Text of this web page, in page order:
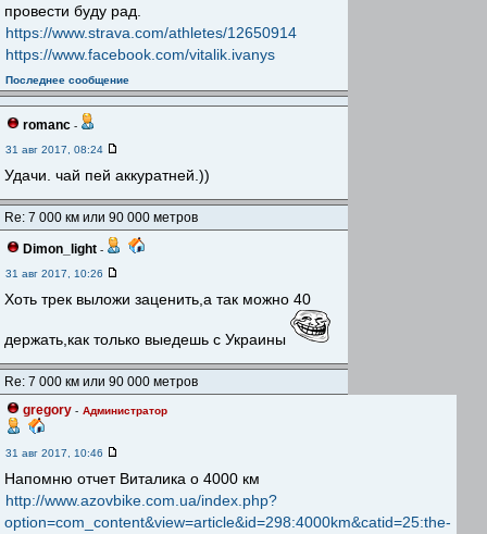
провести буду рад.
https://www.strava.com/athletes/12650914
https://www.facebook.com/vitalik.ivanys
Последнее сообщение
romanc -
31 авг 2017, 08:24
Удачи. чай пей аккуратней.))
Re: 7 000 км или 90 000 метров
Dimon_light -
31 авг 2017, 10:26
Хоть трек выложи заценить,а так можно 40
держать,как только выедешь с Украины
Re: 7 000 км или 90 000 метров
gregory - Администратор
31 авг 2017, 10:46
Напомню отчет Виталика о 4000 км
http://www.azovbike.com.ua/index.php?
option=com_content&view=article&id=298:4000km&catid=25:the-